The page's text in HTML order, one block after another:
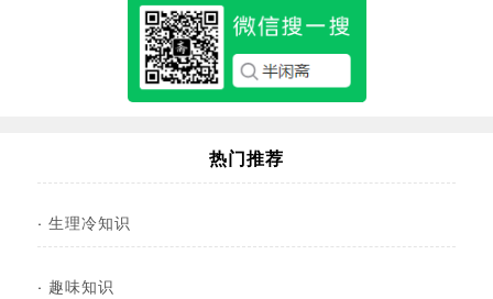
热门推荐
· 生理冷知识
· 趣味知识